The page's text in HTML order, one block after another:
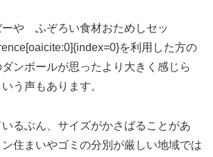
ーや ふぞろい食材おためしセッ
を利用した方の
ンボールが思ったより大きく感じら
う声もあります。
るぶん、サイズがかさばることがあ
住まいやゴミの分別が厳しい地域では